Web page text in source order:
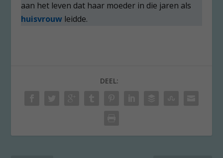
aan het leven dat haar moeder in die jaren als
huisvrouw leidde.
DEEL: